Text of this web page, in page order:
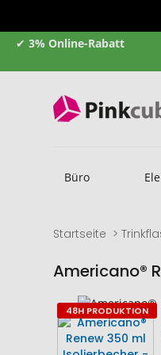
✔ 3% Online-Rabatt
Büro
Startseite
Americano®
Zum
Ende
der
Bildgalerie
Zum
Anfang
der
Bildgalerie
48H PRODUKTION